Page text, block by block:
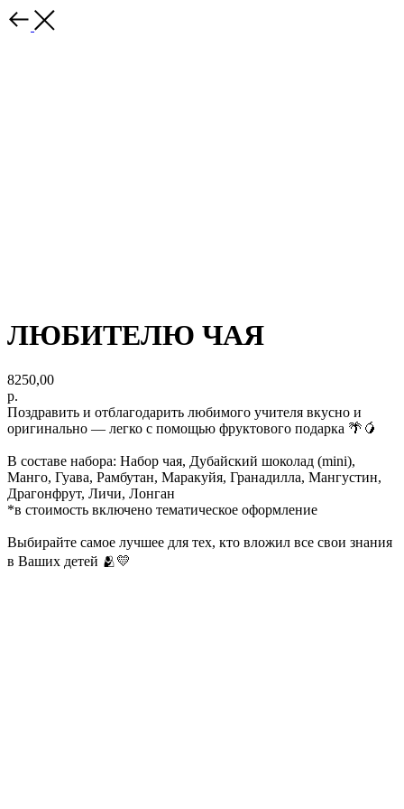
ЛЮБИТЕЛЮ ЧАЯ
8250,00
р.
Поздравить и отблагодарить любимого учителя вкусно и
оригинально — легко с помощью фруктового подарка 🌴🥭
В составе набора: Набор чая, Дубайский шоколад (mini),
Манго, Гуава, Рамбутан, Маракуйя, Гранадилла, Мангустин,
Драгонфрут, Личи, Лонган
*в стоимость включено тематическое оформление
Выбирайте самое лучшее для тех, кто вложил все свои знания
в Ваших детей 🫂💛